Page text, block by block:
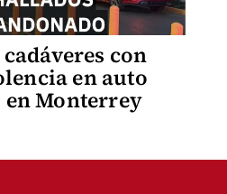
con
en auto
en Monterrey